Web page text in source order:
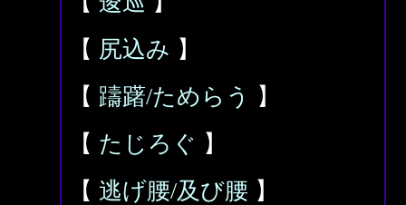
【 尻込み 】
【 躊躇/ためらう
】
【 たじろぐ 】
【 逃げ腰/及び腰 】